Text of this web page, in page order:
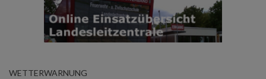
WETTERWARNUNG